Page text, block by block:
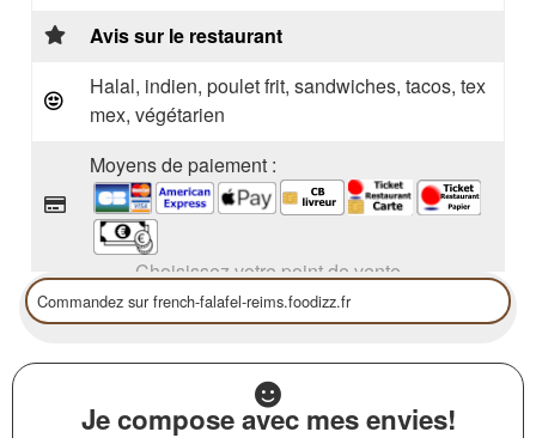
Avis sur le restaurant
Halal, indien, poulet frit, sandwiches, tacos, tex
mex, végétarien
Moyens de paiement :
Choisissez votre point de vente
Je compose avec mes envies!